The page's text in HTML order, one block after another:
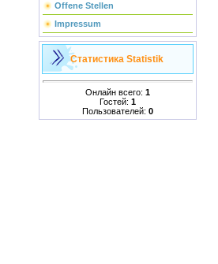
Offene Stellen
Impressum
Статистика Statistik
Онлайн всего: 1
Гостей: 1
Пользователей: 0